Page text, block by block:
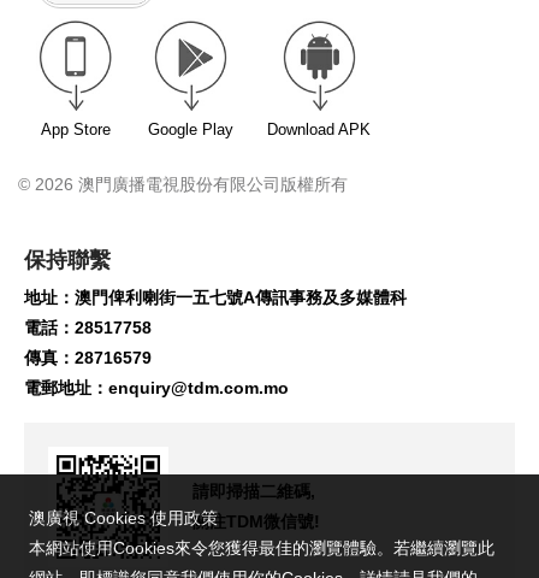
App Store Google Play Download APK
© 2026 澳門廣播電視股份有限公司版權所有
保持聯繫
地址：澳門俾利喇街一五七號A傳訊事務及多媒體科
電話：28517758
傳真：28716579
電郵地址： enquiry@tdm.com.mo
請即掃描二維碼,
關注TDM微信號!
澳廣視 Cookies 使用政策
本網站使用Cookies來令您獲得最佳的瀏覽體驗。若繼續瀏覽此